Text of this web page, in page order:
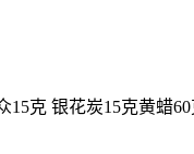
克 银花炭15克黄蜡